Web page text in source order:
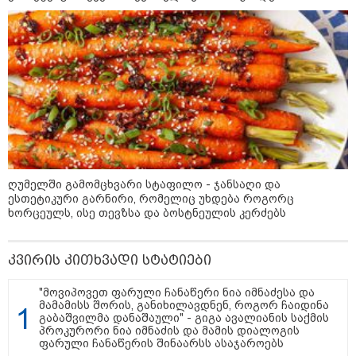
თითქოს ეხვეწება, ცუდად არის"
- 12 წლის წინ გაუჩინარებული
ბიჭის დედა გავრცელებულ
ვიდეოზე პირველ კომენტარს
აკეთებს
კატეგორიის ყველა სიახლე
პაატა ზაქარეიშვილის მწვავე
პასუხი გიორგი ბარამიძის
კამანში მოკლული ქართველები მე
ტყუის"
აგვისტოს ომში, გორში
საბრძოლო ნათლობა მიღებული
რუსული „ისკანდერი“ დღეს კიევის
მთავარ კოშმარად იქცა
ღუმელში გამომცხვარი სტაფილო - ჯანსაღი და
ესთეტიკური გარნირი, რომელიც უხდება როგორც
ხორცეულს, ისე თევზსა და ბოსტნეულის კერძებს
კვირის კითხვადი სტატიები
"მოვიპოვეთ ფარული ჩანაწერი ნია იმნაძესა და
მამამისს შორის, განიხილავდნენ, როგორ ჩაიდინა
გაბაშვილმა დანაშაული" - გიგა ავალიანის საქმის
პროკურორი ნია იმნაძის და მამის დიალოგის
ფარული ჩანაწერის შინაარსს ასაჯაროებს